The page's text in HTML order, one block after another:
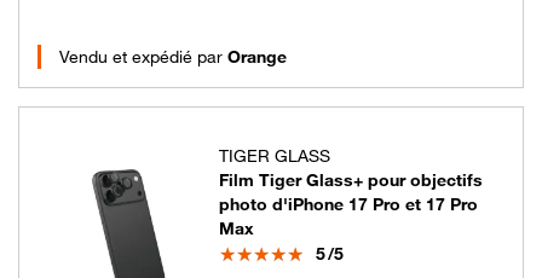
Vendu et expédié par Orange
TIGER GLASS
Film Tiger Glass+ pour objectifs
photo d'iPhone 17 Pro et 17 Pro
Max
Note
5/5